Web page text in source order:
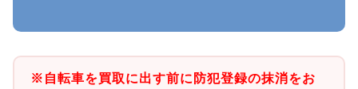
※自転車を買取に出す前に防犯登録の抹消をお